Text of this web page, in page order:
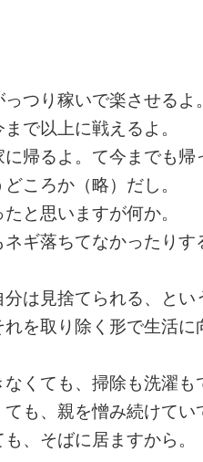
つり稼いで楽させるよ。
で以上に戦えるよ。
帰るよ。て今までも帰
ころか（略）だし。
と思いますが何か。
ギ落ちてなかったりす
は見捨てられる、とい
を取り除く形で生活に
くても、掃除も洗濯も
も、親を憎み続けてい
、そばに居ますから。